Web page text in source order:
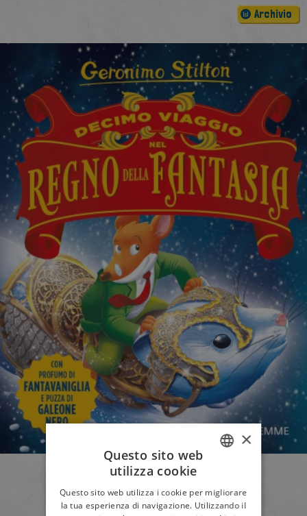
Archivio
ITALIAN
ENGLISH
×
Questo sito web
utilizza cookie
Questo sito web utilizza i cookie per migliorare
la tua esperienza di navigazione. Utilizzando il